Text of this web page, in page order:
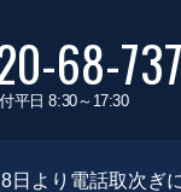
68-
平日 8:30～17:30
より電話取次ぎ